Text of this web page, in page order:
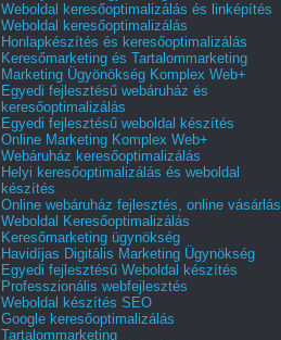
Weboldal keresőoptimalizálás és linképítés
Weboldal keresőoptimalizálás
Honlapkészítés és keresőoptimalizálás
Keresőmarketing és Tartalommarketing
Marketing Ügyönökség Komplex Web+
Egyedi fejlesztésű webáruház és
keresőoptimalizálás
Egyedi fejlesztésű weboldal készítés
Online Marketing Komplex Web+
Webáruház keresőoptimalizálás
Helyi keresőoptimalizálás és weboldal
készítés
Online webáruház fejlesztés, online vásárlás
Weboldal Keresőoptimalizálás
Keresőmarketing ügynökség
Havidíjas Digitális Marketing Ügynökség
Egyedi fejlesztésű Weboldal készítés
Professzionális webfejlesztés
Weboldal készítés SEO
Google keresőoptimalizálás
Tartalommarketing